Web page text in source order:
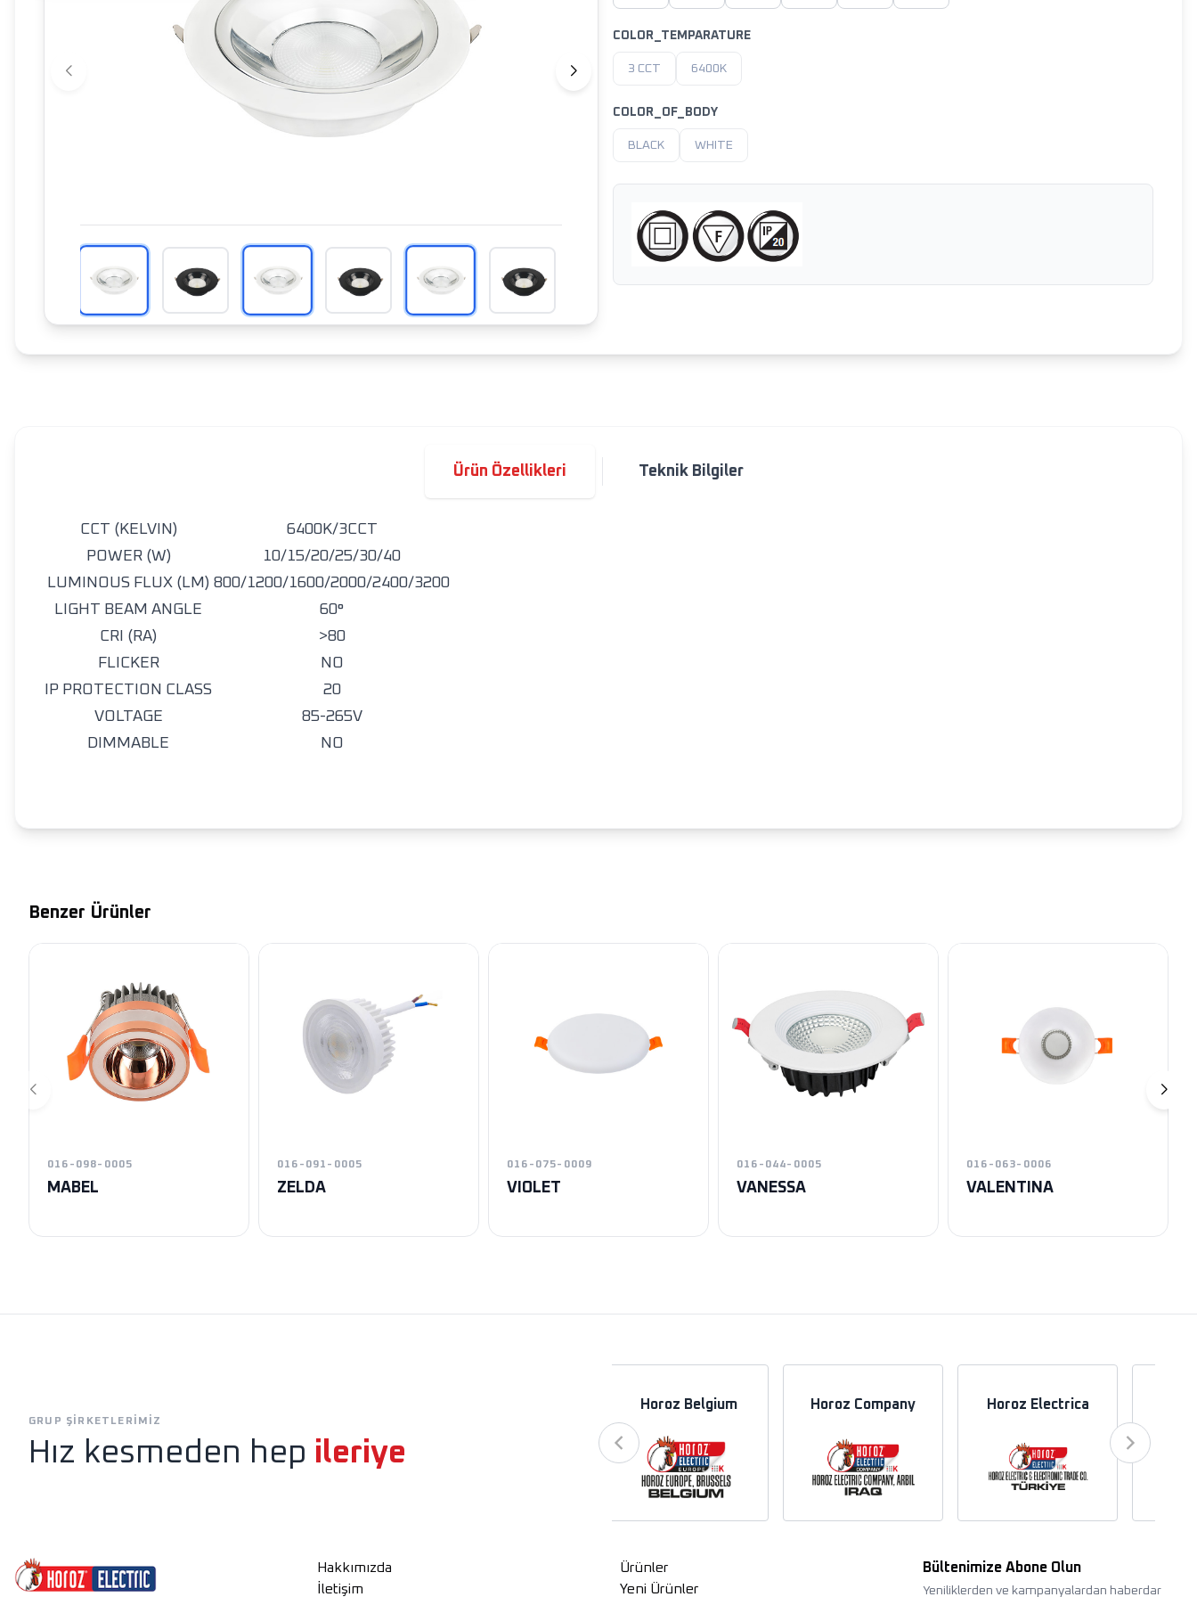
COLOR_TEMPARATURE
3 CCT 6400K
COLOR_OF_BODY
BLACK WHITE
Ürün Özellikleri Teknik Bilgiler
CCT (KELVIN)
6400K/3CCT
POWER (W)
10/15/20/25/30/40
LUMINOUS FLUX (LM) 800/1200/1600/2000/2400/3200
LIGHT BEAM ANGLE
60°
CRI (RA)
>80
FLICKER
NO
IP PROTECTION CLASS
20
VOLTAGE
85-265V
DIMMABLE
NO
Benzer Ürünler
016-098-0005
MABEL
016-091-0005
ZELDA
016-075-0009
VIOLET
016-044-0005
VANESSA
016-063-0006
VALENTINA
GRUP ŞIRKETLERIMIZ
Hız kesmeden hep ileriye
Horoz Belgium Horoz Company Horoz Electrica
Hakkımızda
İletişim
Ürünler
Yeni Ürünler
Bültenimize Abone Olun
Yeniliklerden ve kampanyalardan haberdar